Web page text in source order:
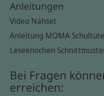
Anleitungen
Video Nähset
Anleitung MOMA Schultüte
Leseknochen
Bei Fragen
erreichen: